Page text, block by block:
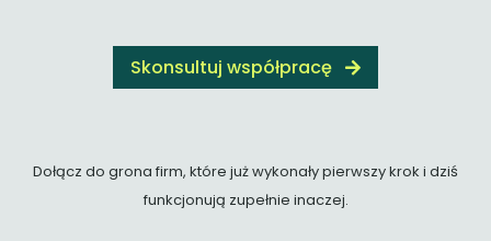
Skonsultuj współpracę
Dołącz do grona firm, które już wykonały pierwszy krok i dziś
funkcjonują zupełnie inaczej.